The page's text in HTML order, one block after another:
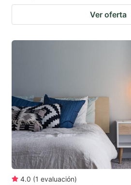
Ver oferta
4.0 (1 evaluación)